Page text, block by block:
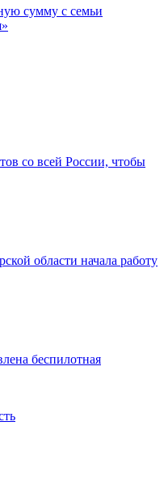
сумму с семьи
со всей России, чтобы
области начала работу
беспилотная